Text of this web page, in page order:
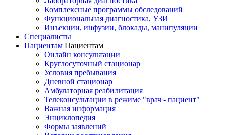
Комплексные программы обследований
Функциональная диагностика, УЗИ
Инъекции, инфузии, блокады, манипуляции
Специалисты
Пациентам Пациентам
Онлайн консультации
Круглосуточный стационар
Условия пребывания
Дневной стационар
Амбулаторная реабилитация
Телеконсультации в режиме "врач - пациент"
Важная информация
Энциклопедия
Формы заявлений